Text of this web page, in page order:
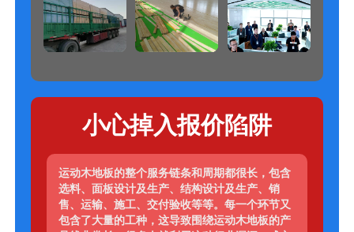
小心掉入报价陷阱
运动木地板的整个服务链条和周期都很长，包含
选料、面板设计及生产、结构设计及生产、销
售、运输、施工、交付验收等等。每一个环节又
包含了大量的工种，这导致围绕运动木地板的产